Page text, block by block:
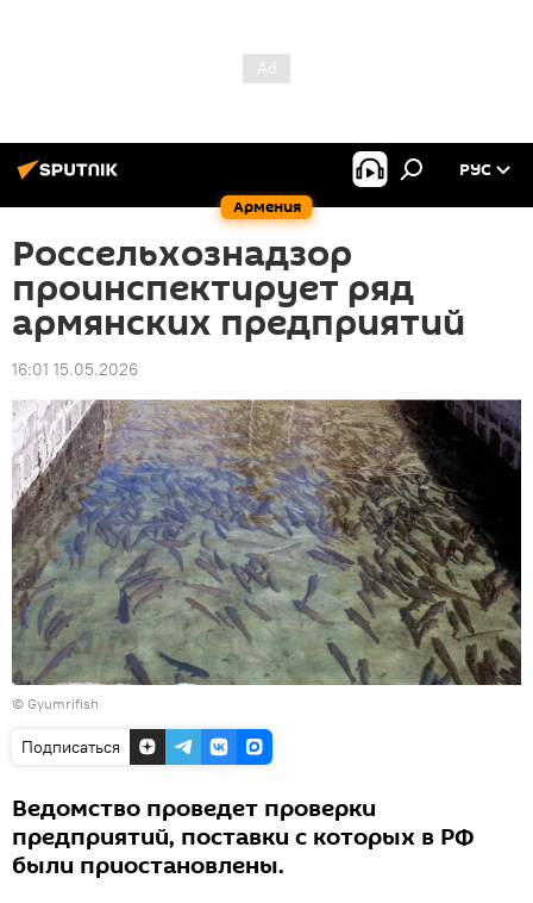
Армения
РУС
Россельхознадзор
проинспектирует ряд
армянских предприятий
16:01 15.05.2026
© Gyumrifish
Подписаться
Ведомство проведет проверки
предприятий, поставки с которых в РФ
были приостановлены.